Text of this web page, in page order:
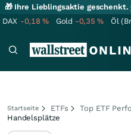
🎁 Ihre Lieblingsaktie geschenkt.
DAX -0,18% Gold -0,35% Öl
Startseite ETFs Top ETF
Handelsplätze